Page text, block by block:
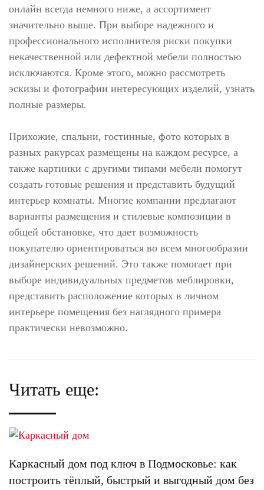
онлайн всегда немного ниже, а ассортимент
значительно выше. При выборе надежного и
профессионального исполнителя риски покупки
некачественной или дефектной мебели полностью
исключаются. Кроме этого, можно рассмотреть
эскизы и фотографии интересующих изделий, узнать
полные размеры.
Прихожие, спальни, гостинные, фото которых в
разных ракурсах размещены на каждом ресурсе, а
также картинки с другими типами мебели помогут
создать готовые решения и представить будущий
интерьер комнаты. Многие компании предлагают
варианты размещения и стилевые композиции в
общей обстановке, что дает возможность
покупателю ориентироваться во всем многообразии
дизайнерских решений. Это также помогает при
выборе индивидуальных предметов меблировки,
представить расположение которых в личном
интерьере помещения без наглядного примера
практически невозможно.
Читать еще:
Каркасный дом под ключ в Подмосковье: как
построить тёплый, быстрый и выгодный дом без